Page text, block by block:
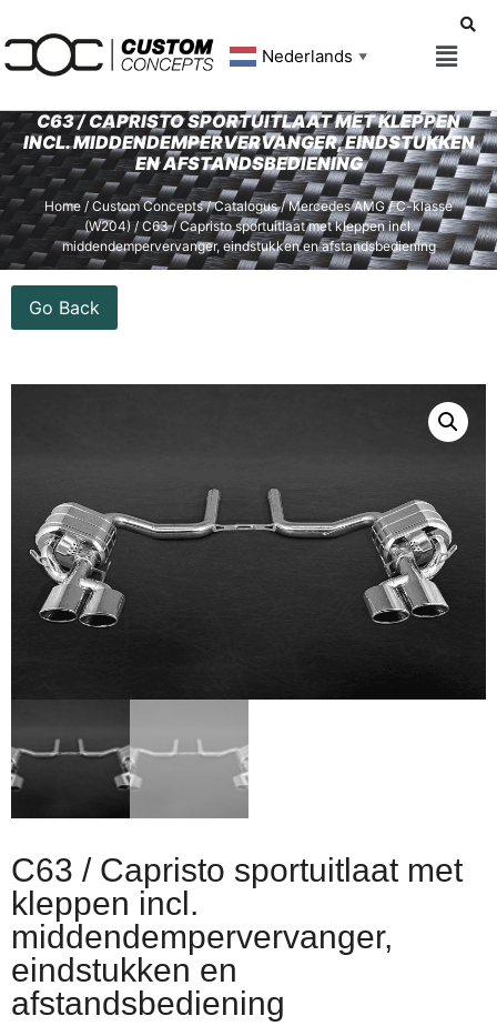
Nederlands ▼
C63 / CAPRISTO SPORTUITLAAT MET KLEPPEN
INCL. MIDDENDEMPERVERVANGER, EINDSTUKKEN
EN AFSTANDSBEDIENING
Home / Custom Concepts/Catalogus/Mercedes AMG/C-klasse
(W204)/ C63 / Capristo sportuitlaat met kleppen incl.
middendempervervanger, eindstukken en afstandsbediening
Go Back
C63 / Capristo sportuitlaat met
kleppen incl.
middendempervervanger,
eindstukken en
afstandsbediening